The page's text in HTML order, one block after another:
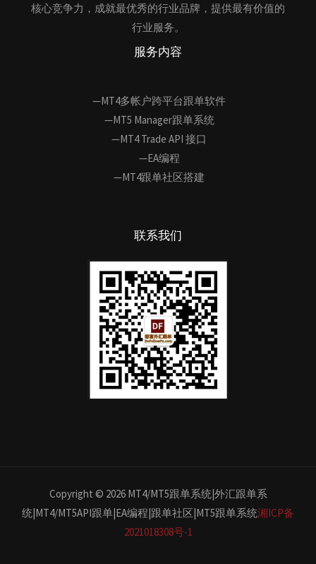
核心竞争力，成就最优秀的行业品牌，提供最有价值的
行业服务。
服务内容
—MT4多帐户跨平台跟单软件
—MT5 Manager跟单系统
—MT4 Trade API 接口
—EA编程
—MT4跟单社区搭建
联系我们
Copyright © 2026 MT4/MT5跟单系统|外汇跟单系
统|MT4/MT5API跟单|EA编程|跟单社区|MT5跟单系统湘ICP备
2021018308号-1